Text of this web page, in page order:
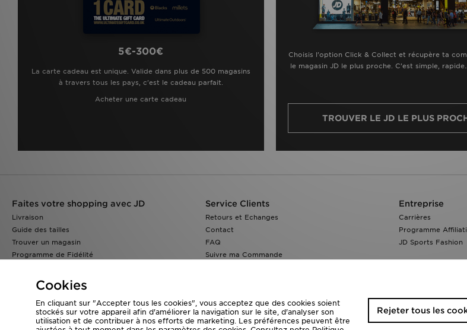
5€-300€
La carte cadeau est unique. Valide dans plus de 500 magasins
à travers tous les pays, c'est le cadeau parfait.
Acheter une carte cadeau
Choisis l’option Click & Collect et récupère ta
le magasin JD le plus proche. C’est simple,
TROUVER LE JD LE PLUS
Faites votre shopping avec JD
Livraison
Guide des tailles
Trouver un magasin
Programme de Fidélité
JD Blog
Service Clients
Retours et Echanges
Contact
FAQ
Suivre ma Commande
Entreprise
Carrières
Programme
JD Sports Fashion
Visitez notre site corporatewww.jdplc.com
Cookies
En cliquant sur "Accepter tous les cookies", vous acceptez que des cookies soient
stockés sur votre appareil afin d'améliorer la navigation sur le site, d'analyser son
utilisation et de contribuer à nos efforts de marketing. Les préférences peuvent être
Rejeter tous les